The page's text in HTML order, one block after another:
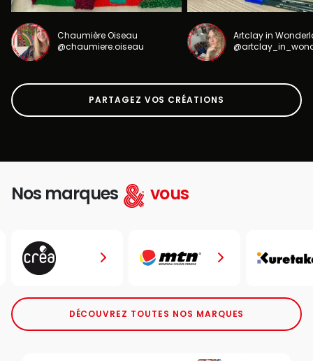
Chaumière Oiseau
@chaumiere.oiseau
Artclay in
PARTAGEZ VOS CRÉATIONS
Nos marques vous
DÉCOUVREZ TOUTES NOS MARQUES